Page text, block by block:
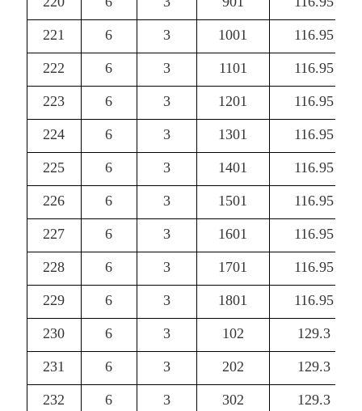
221 6 3 1001 116.95
222 6 3 1101 116.95
223 6 3 1201 116.95
224 6 3 1301 116.95
225 6 3 1401 116.95
226 6 3 1501 116.95
227 6 3 1601 116.95
228 6 3 1701 116.95
229 6 3 1801 116.95
230 6 3 102 129.3
231 6 3 202 129.3
232 6 3 302 129.3